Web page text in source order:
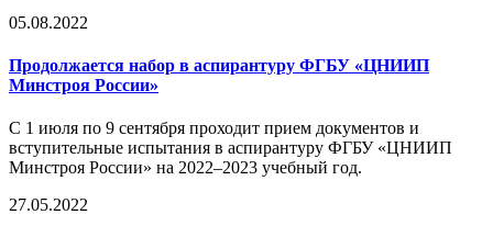
05.08.2022
Продолжается набор в аспирантуру ФГБУ «ЦНИИП
Минстроя России»
С 1 июля по 9 сентября проходит прием документов и
вступительные испытания в аспирантуру ФГБУ «ЦНИИП
Минстроя России» на 2022–2023 учебный год.
27.05.2022